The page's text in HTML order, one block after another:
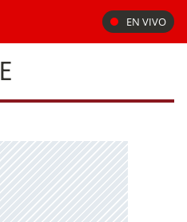
EN VIVO